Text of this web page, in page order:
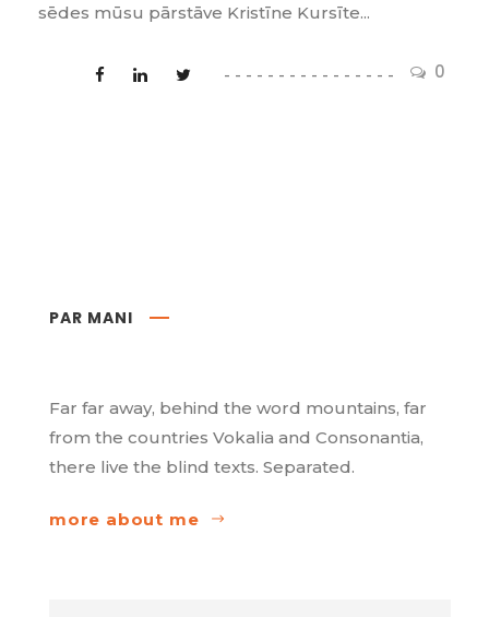
0
sēdes mūsu pārstāve Kristīne Kursīte...
PAR MANI
Far far away, behind the word mountains, far
from the countries Vokalia and Consonantia,
there live the blind texts. Separated.
more about me